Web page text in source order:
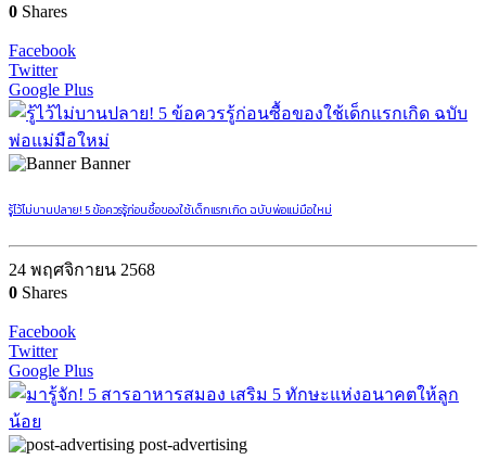
0 Shares
Facebook
Twitter
Google Plus
Banner
รู้ไว้ไม่บานปลาย! 5 ข้อควรรู้ก่อนซื้อของใช้เด็กแรกเกิด ฉบับพ่อแม่มือใหม่
24 พฤศจิกายน 2568
0 Shares
Facebook
Twitter
Google Plus
post-advertising